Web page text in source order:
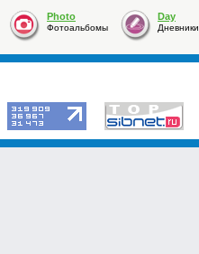
Photo
Фотоальбомы
Day
Дневники